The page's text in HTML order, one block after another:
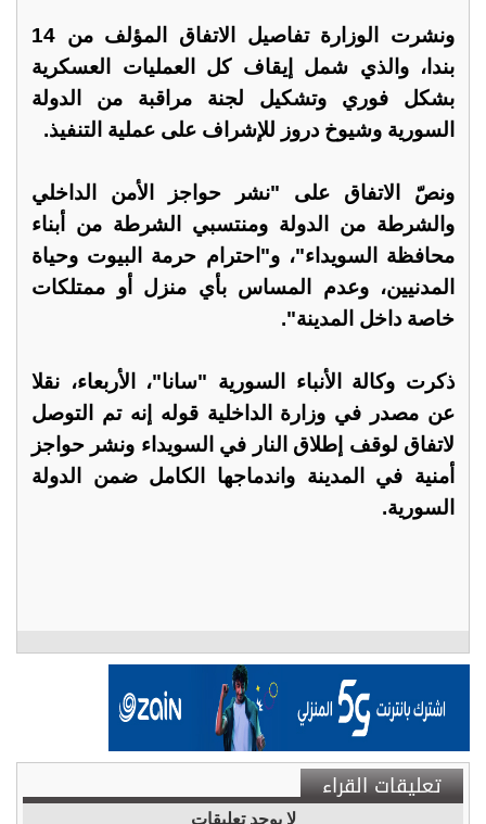
ونشرت الوزارة تفاصيل الاتفاق المؤلف من 14
بندا، والذي شمل إيقاف كل العمليات العسكرية
بشكل فوري وتشكيل لجنة مراقبة من الدولة
السورية وشيوخ دروز للإشراف على عملية التنفيذ.
ونصّ الاتفاق على "نشر حواجز الأمن الداخلي
والشرطة من الدولة ومنتسبي الشرطة من أبناء
محافظة السويداء"، و"احترام حرمة البيوت وحياة
المدنيين، وعدم المساس بأي منزل أو ممتلكات
خاصة داخل المدينة".
ذكرت وكالة الأنباء السورية "سانا"، الأربعاء، نقلا
عن مصدر في وزارة الداخلية قوله إنه تم التوصل
لاتفاق لوقف إطلاق النار في السويداء ونشر حواجز
أمنية في المدينة واندماجها الكامل ضمن الدولة
السورية.
تعليقات القراء
لا يوجد تعليقات